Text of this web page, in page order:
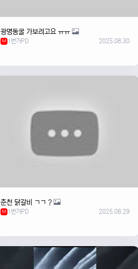
광명동굴 가보려고요 ㅠㅠ
M 1번가PD 2025.08.30
춘천 닭갈비 ㄱㄱ ?
M 1번가PD 2025.08.29